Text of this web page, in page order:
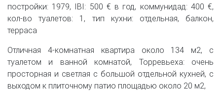
постройки: 1979, IBI: 500 € в год, коммунидад: 400 €,
кол-во туалетов: 1, тип кухни: отдельная, балкон,
терраса
Отличная 4-комнатная квартира около 134 м2, с
туалетом и ванной комнатой, Торревьеха: очень
просторная и светлая с большой отдельной кухней, с
выходом к плиточному патио площадью около 20 м2,